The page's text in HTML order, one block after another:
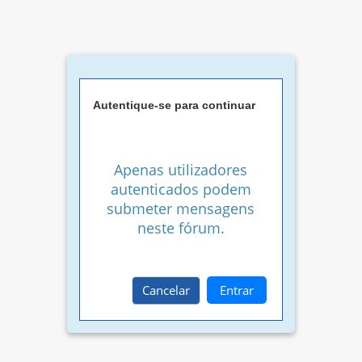
Autentique-se para continuar
Apenas utilizadores
autenticados podem
submeter mensagens
neste fórum.
Cancelar Entrar